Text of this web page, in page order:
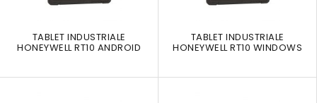
TABLET INDUSTRIALE
HONEYWELL RT10 ANDROID
TABLET INDUSTRIALE
HONEYWELL RT10 WINDOWS